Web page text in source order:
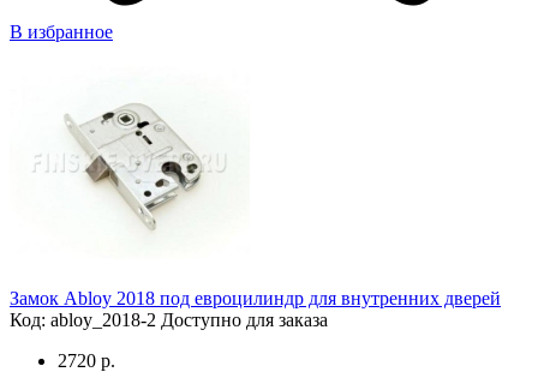
В избранное
Замок Abloy 2018 под евроцилиндр для внутренних дверей
Код: abloy_2018-2 Доступно для заказа
2720 р.